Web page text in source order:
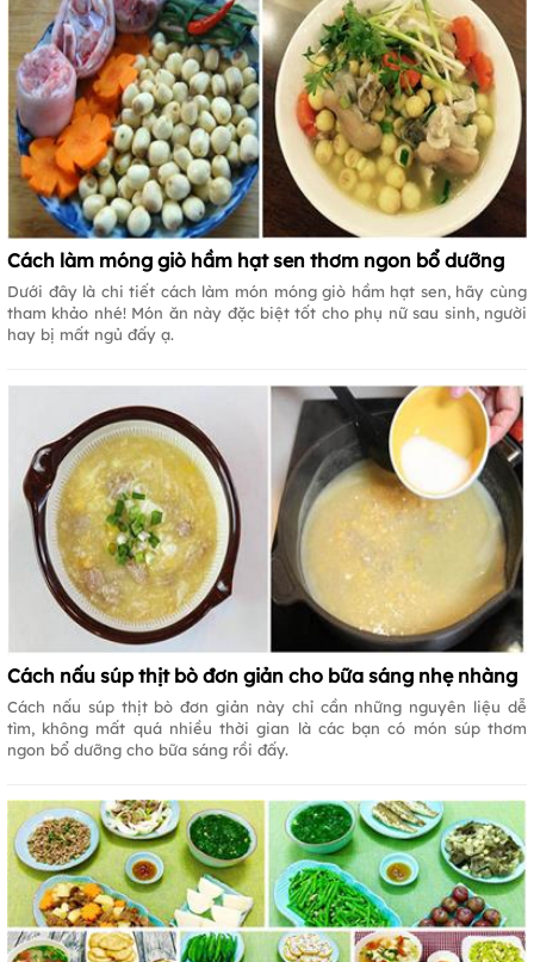
Cách làm móng giò hầm hạt sen thơm ngon bổ dưỡng
Dưới đây là chi tiết cách làm món móng giò hầm hạt sen, hãy cùng
tham khảo nhé! Món ăn này đặc biệt tốt cho phụ nữ sau sinh, người
hay bị mất ngủ đấy ạ.
Cách nấu súp thịt bò đơn giản cho bữa sáng nhẹ nhàng
Cách nấu súp thịt bò đơn giản này chỉ cần những nguyên liệu dễ
tìm, không mất quá nhiều thời gian là các bạn có món súp thơm
ngon bổ dưỡng cho bữa sáng rồi đấy.